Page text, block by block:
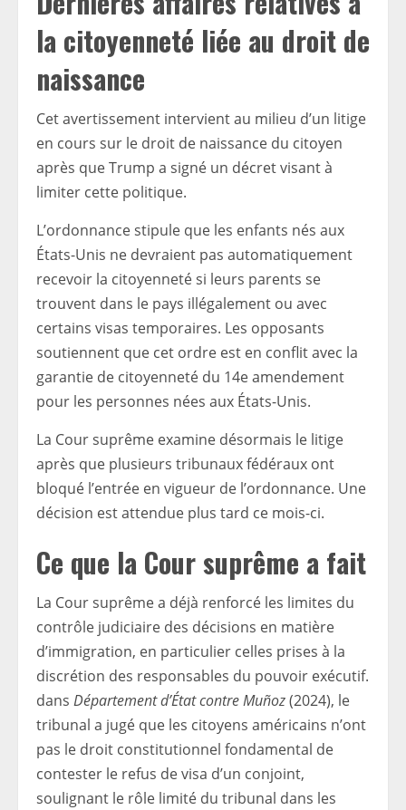
la citoyenneté liée au droit de
naissance
Cet avertissement intervient au milieu d’un litige
en cours sur le droit de naissance du citoyen
après que Trump a signé un décret visant à
limiter cette politique.
L’ordonnance stipule que les enfants nés aux
États-Unis ne devraient pas automatiquement
recevoir la citoyenneté si leurs parents se
trouvent dans le pays illégalement ou avec
certains visas temporaires. Les opposants
soutiennent que cet ordre est en conflit avec la
garantie de citoyenneté du 14e amendement
pour les personnes nées aux États-Unis.
La Cour suprême examine désormais le litige
après que plusieurs tribunaux fédéraux ont
bloqué l’entrée en vigueur de l’ordonnance. Une
décision est attendue plus tard ce mois-ci.
Ce que la Cour suprême a fait
La Cour suprême a déjà renforcé les limites du
contrôle judiciaire des décisions en matière
d’immigration, en particulier celles prises à la
discrétion des responsables du pouvoir exécutif.
dans Département d’État contre Muñoz(2024), le
tribunal a jugé que les citoyens américains n’ont
pas le droit constitutionnel fondamental de
contester le refus de visa d’un conjoint,
soulignant le rôle limité du tribunal dans les